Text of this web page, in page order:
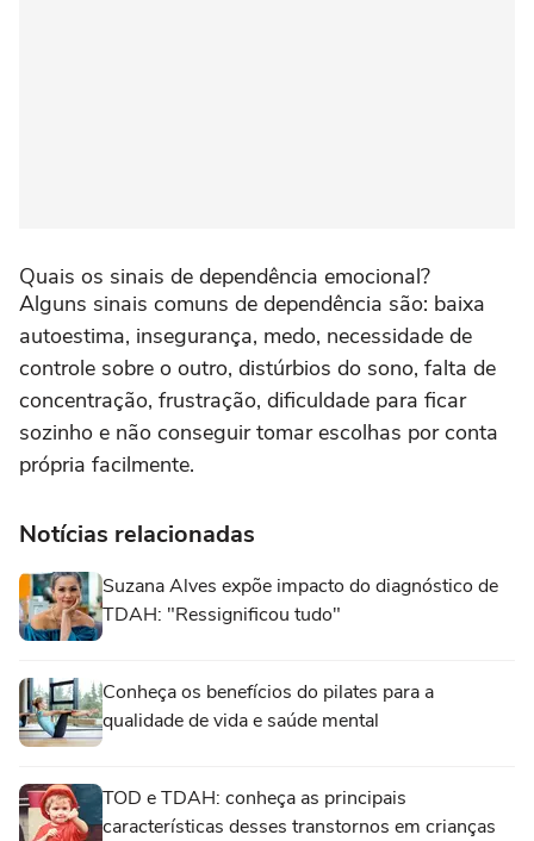
Quais os sinais de dependência emocional?
Alguns sinais comuns de dependência são: baixa
autoestima, insegurança, medo, necessidade de
controle sobre o outro, distúrbios do sono, falta de
concentração, frustração, dificuldade para ficar
sozinho e não conseguir tomar escolhas por conta
própria facilmente.
Notícias relacionadas
Suzana Alves expõe impacto do diagnóstico de
TDAH: "Ressignificou tudo"
Conheça os benefícios do pilates para a
qualidade de vida e saúde mental
TOD e TDAH: conheça as principais
características desses transtornos em crianças